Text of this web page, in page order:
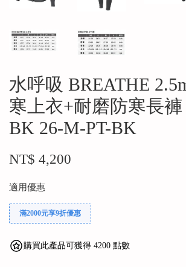
水呼吸 BREATHE
寒上衣+耐磨防寒長
BK 26-M-PT-BK
NT$ 4,200
適用優惠
滿2000元享9折優惠
購買此產品可獲得 4200 點數